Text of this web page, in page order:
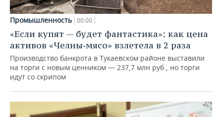
Промышленность 00:00
«Если купят — будет фантастика»: как цена
активов «Челны‑мясо» взлетела в 2 раза
Производство банкрота в Тукаевском районе выставили
на торги с новым ценником — 237,7 млн руб., но торги
идут со скрипом